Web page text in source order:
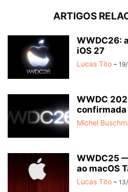
ARTIGOS
WWDC26:
iOS 27
Lucas Tito -
WWDC
Michel
WWDC25
ao macOS
Lucas Tito -